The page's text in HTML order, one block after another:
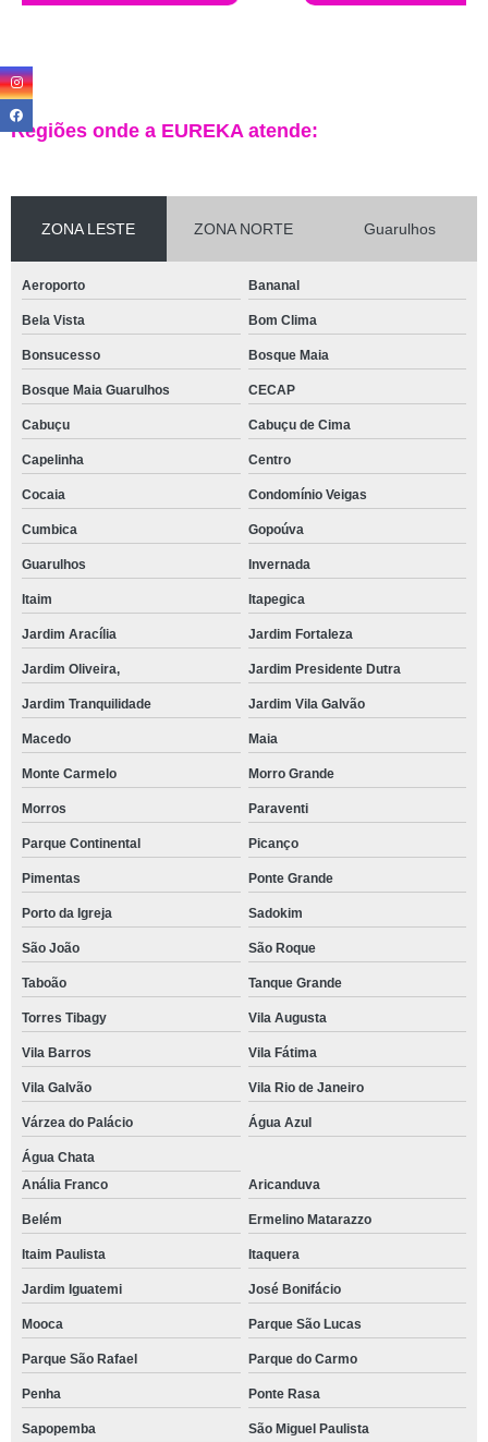
Regiões onde a EUREKA atende:
ZONA LESTE ZONA NORTE Guarulhos
Aeroporto Bananal
Bela Vista Bom Clima
Bonsucesso Bosque Maia
Bosque Maia Guarulhos CECAP
Cabuçu Cabuçu de Cima
Capelinha Centro
Cocaia Condomínio Veigas
Cumbica Gopoúva
Guarulhos Invernada
Itaim Itapegica
Jardim Aracília Jardim Fortaleza
Jardim Oliveira, Jardim Presidente Dutra
Jardim Tranquilidade Jardim Vila Galvão
Macedo Maia
Monte Carmelo Morro Grande
Morros Paraventi
Parque Continental Picanço
Pimentas Ponte Grande
Porto da Igreja Sadokim
São João São Roque
Taboão Tanque Grande
Torres Tibagy Vila Augusta
Vila Barros Vila Fátima
Vila Galvão Vila Rio de Janeiro
Várzea do Palácio Água Azul
Água Chata
Anália Franco
Aricanduva
Belém Ermelino Matarazzo
Itaim Paulista Itaquera
Jardim Iguatemi José Bonifácio
Mooca Parque São Lucas
Parque São Rafael Parque do Carmo
Penha Ponte Rasa
Sapopemba São Miguel Paulista